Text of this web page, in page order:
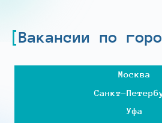
Вакансии по
Москва
Санкт-
Уфа